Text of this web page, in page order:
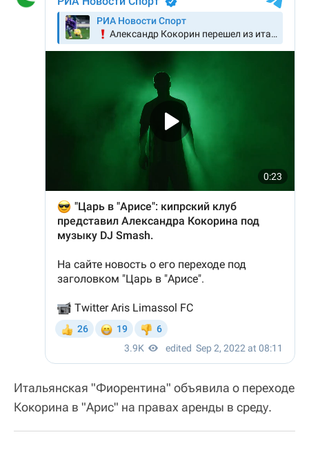
Итальянская "Фиорентина" объявила о переходе
Кокорина в "Арис" на правах аренды в среду.